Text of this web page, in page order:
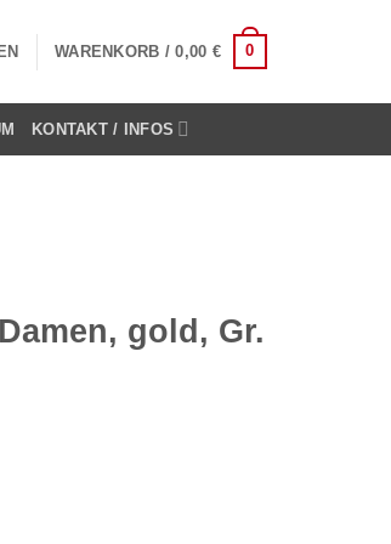
WARENKORB /0,00 € 0
KONTAKT / INFOS
gold, Gr.